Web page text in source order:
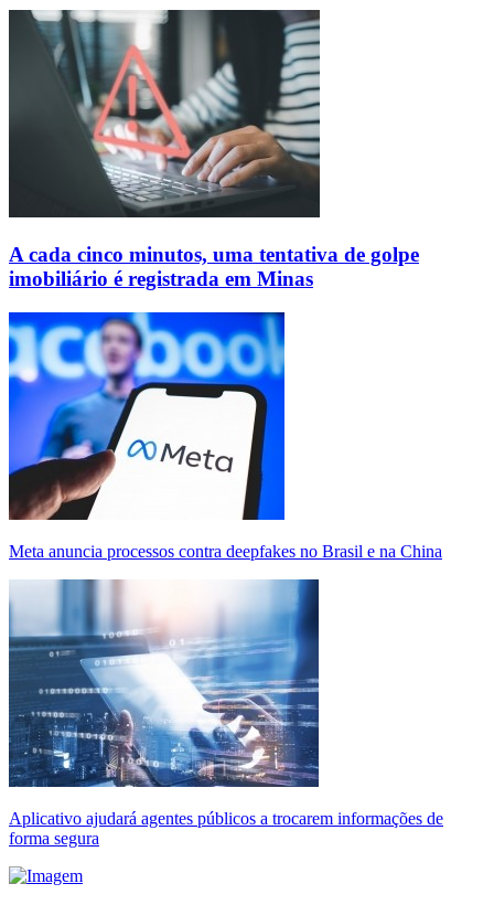
A cada cinco minutos, uma tentativa de golpe
imobiliário é registrada em Minas
Meta anuncia processos contra deepfakes no Brasil e na China
Aplicativo ajudará agentes públicos a trocarem informações de
forma segura